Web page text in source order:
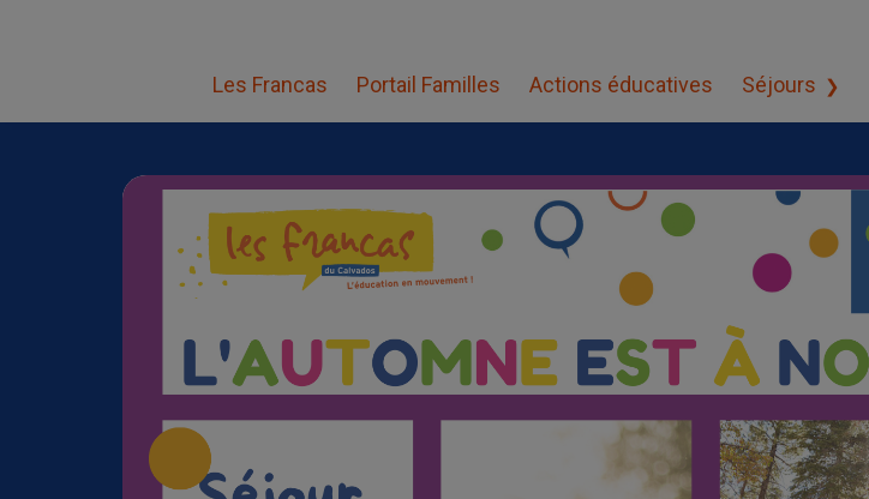
Les Francas Portail Familles Actions éducatives Séjours